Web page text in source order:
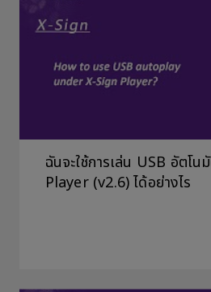
ฉันจะใช้การเล่น USB อัตโน
Player (v2.6) ได้อย่างไร